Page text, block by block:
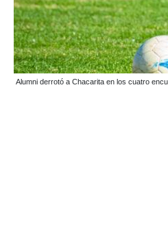
Cemento se midió contra Boca en el Ricardo